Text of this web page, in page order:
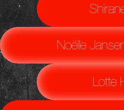
Noëlle
Lotte